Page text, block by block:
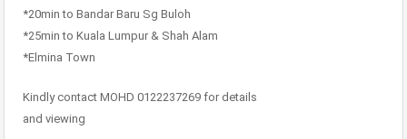
*20min to Bandar Baru Sg Buloh
*25min to Kuala Lumpur & Shah Alam
*Elmina Town
Kindly contact MOHD 0122237269 for details
and viewing